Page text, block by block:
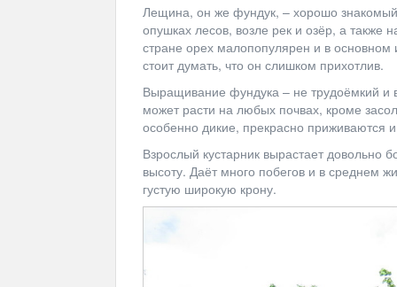
Лещина, он же фундук, – хорошо знакомый
опушках лесов, возле рек и озёр, а
стране орех малопопулярен и в
стоит думать, что он слишком прихотлив.
Выращивание фундука – не трудоёмкий и
может расти на любых почвах, кроме
особенно дикие, прекрасно приживаются
Взрослый кустарник вырастает довольно
высоту. Даёт много побегов и в среднем
густую широкую крону.